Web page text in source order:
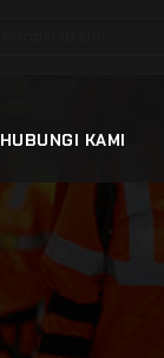
HUBUNGI KAMI